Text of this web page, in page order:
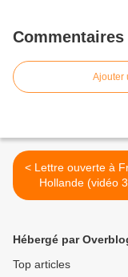
Commentaires
Ajouter
< Lettre ouverte à François
Hollande (vidéo
Hébergé par
Top articles